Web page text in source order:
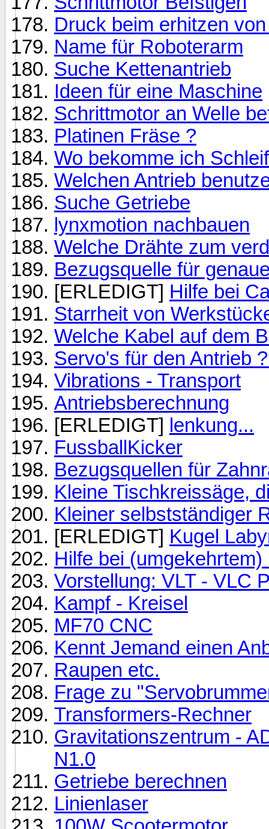
Druck beim erhitzen
Name für Roboterarm
Suche Kettenantrieb
Ideen für eine Maschine
Schrittmotor an Welle
Platinen Fräse ?
Wo bekomme ich
Welchen Antrieb
Suche Getriebe
lynxmotion nachbauen
Welche Drähte zum
Bezugsquelle für
[ERLEDIGT] Hilfe bei
Starrheit von
Welche Kabel auf dem
Servo's für den Antrieb
Vibrations - Transport
Antriebsberechnung
[ERLEDIGT]
lenkung...
FussballKicker
Bezugsquellen für
Kleine Tischkreissäge,
Kleiner selbstständiger
[ERLEDIGT] Kugel
Hilfe bei
Vorstellung: VLT - VLC
Kampf - Kreisel
MF70 CNC
Kennt Jemand einen
Raupen etc.
Frage zu
Transformers-Rechner
Gravitationszentrum -
N1.0
Getriebe berechnen
Linienlaser